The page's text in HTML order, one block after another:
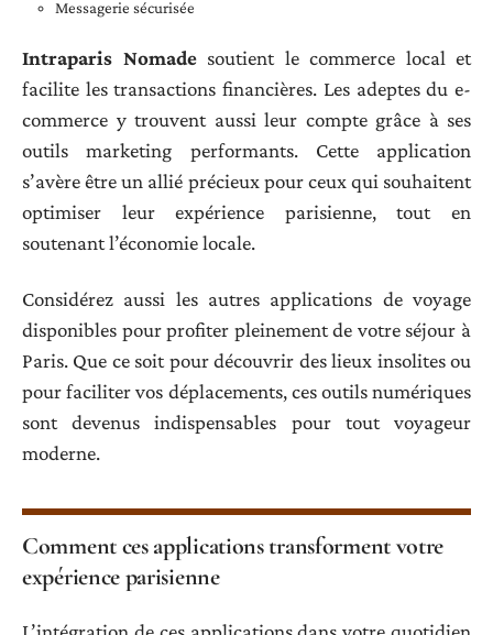
Messagerie sécurisée
Intraparis Nomadesoutient le commerce local et
facilite les transactions financières. Les adeptes du e-
commerce y trouvent aussi leur compte grâce à ses
outils marketing performants. Cette application
s’avère être un allié précieux pour ceux qui souhaitent
optimiser leur expérience parisienne, tout en
soutenant l’économie locale.
Considérez aussi les autres applications de voyage
disponibles pour profiter pleinement de votre séjour à
Paris. Que ce soit pour découvrir des lieux insolites ou
pour faciliter vos déplacements, ces outils numériques
sont devenus indispensables pour tout voyageur
moderne.
Comment ces applications transforment votre
expérience parisienne